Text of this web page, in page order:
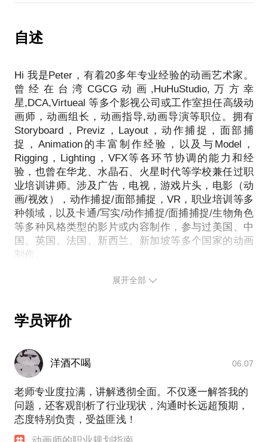
2.我如何达到我想要的动画效果。
4.如何在成本与效果之间达到平衡。
5.哪里找到制作这些效果的专业团队或人员，如何判
断他们是否能满足我的要求。
6.如何去跟这些专业团队或人员沟通。
我会为您提供专业和详细的解答，并提供更深层的解
空间.同时艺术与技术的结合，也让虚拟角色在应用,
拟真,等各方面有了更大的提升空间，使用范围也得到
无论是写实风格还是卡通风格,无论是真人数字化还是
角色虚拟化,(虚拟角色不一定是人形角色也可以是其
它生物形式)各个领域在近几年都出现了大量的作品.
这些作品中有成功的也有失败的,但随着市场需求的增
大,软/硬件的价格下降,虚拟角色越来越受到人们的重
视与欢迎.对那些想了解,使用,创造属于自己的虚拟角
色的客户,这个新领域会产生和遇到很多专业问题.
例如:
1.如何针对不同领域(影视,游戏,广告等领域)制定合适
虚拟角色
4.制作流程是什么样的/不同领域对角色的要求
5.自己制作与外包团队的差别
6.制作中遇到的问题及解决方法
针对这个领域会有各种各样的专业问题,它们或多或少
的困扰着使用者,对最终的结果产生直接的影响,我会
自述
Hi 我是Peter，有着20多年专业经验的动画艺术家。
曾经在台湾CGCG动画,HuHuStudio,万方幸
星,DCA,Virtueal 等多个影视公司或工作室担任高级动
画师，动画组长，动画指导,动画导演等职位。拥有
Storyboard，Previz，Layout，动作捕捉，面部捕
捉，Animation的丰富制作经验，以及与Model，
Rigging，Lighting，VFX等各环节协调的能力和经
验，也曾在华龙、水晶石、火星时代等学校兼任过职
业培训讲师。涉及广告，电视，游戏片头，电影（动
画/视效），动作捕捉/面部捕捉，VR，职业培训等多
种领域，以及卡通/写实/动作捕捉/面捕捕捉/生物角色
等多种风格类型的影片或内容制作，参与过美国、中
国、英国、法国、新西兰、新加坡等多个国家的动画
制作。
Vegetables，KongFuPanda，心理罪，查理九世等各
波，参与不同的项目制作，积累了大量丰富的经验和
AnimationMentor的学习后，成为一个自由职业动画
人，更加专注于动画艺术的方方面面。我花了大量时
间和精力钻研这门艺术，无论是动画原理还是制作技
术甚至是管理协调等方面，都在这些年的专业动画行
业中不断地提高和完善，并积累了丰富的经验和资
源，另外在动画职业培训方面的经历也让我能够更好
的和不同经验的人(从动画爱好者到职业动画师)进行
展开全部
学员评价
洋酒不喝 06.07
老师专业度拉满，讲解透彻全面。不仅逐一解答我的
问题，还客观剖析了行业现状，沟通时长远超预期，
态度特别负责，受益匪浅！